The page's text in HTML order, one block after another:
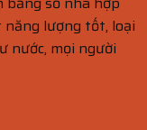
lượng tốt, loại
nước, mọi người